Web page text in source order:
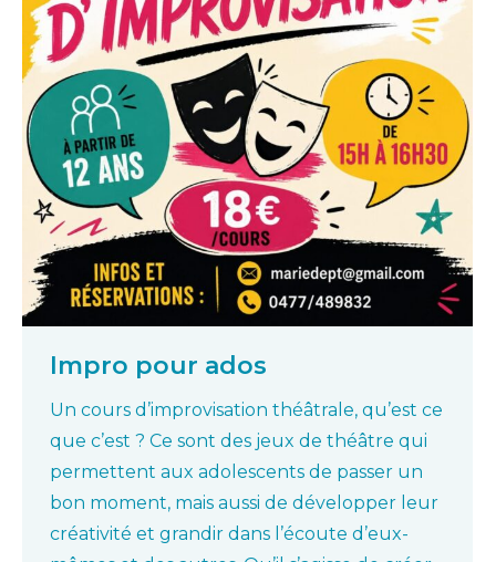
Impro pour ados
Un cours d’improvisation théâtrale, qu’est ce
que c’est ? Ce sont des jeux de théâtre qui
permettent aux adolescents de passer un
bon moment, mais aussi de développer leur
créativité et grandir dans l’écoute d’eux-